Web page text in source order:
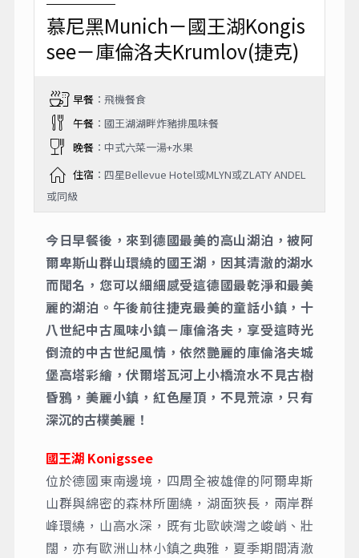
慕尼黑Munich－國王湖Kongis
see－庫倫洛夫Krumlov(捷克)
早餐：飛機餐食
午餐：國王湖湖畔炸豬排風味餐
晚餐：中式六菜一湯+水果
住宿 ：四星Bellevue Hotel或MLYN或ZLATY ANDEL
或同級
今日早餐後，來到德國最美的高山湖泊，被阿
爾卑斯山群山環繞的國王湖，因其清澈的湖水
而聞名，您可以細細感受這德國最乾淨和最美
麗的湖泊。午後前往捷克最美的童話小鎮，十
八世紀中古風味小鎮－庫倫洛夫，享受這時光
倒流的中古世紀風情，依然艷麗的庫倫洛夫城
堡高塔彩繪，伏爾塔瓦河上小橋流水不見古樹
昏鴉，美麗小鎮，紅色屋頂，不見荒涼，只有
深沉的古樸美麗！
國王湖 Konigssee
位於德國東南邊境，四周全被雄偉的阿爾卑斯
山群與綿密的森林所圍繞，湖面狹長，兩岸群
峰環繞，山高水深，既有北歐峽灣之峻峭、壯
闊，亦有歐洲山林小鎮之典雅，夏季期間清澈